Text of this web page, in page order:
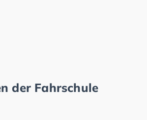
der Fahrschule